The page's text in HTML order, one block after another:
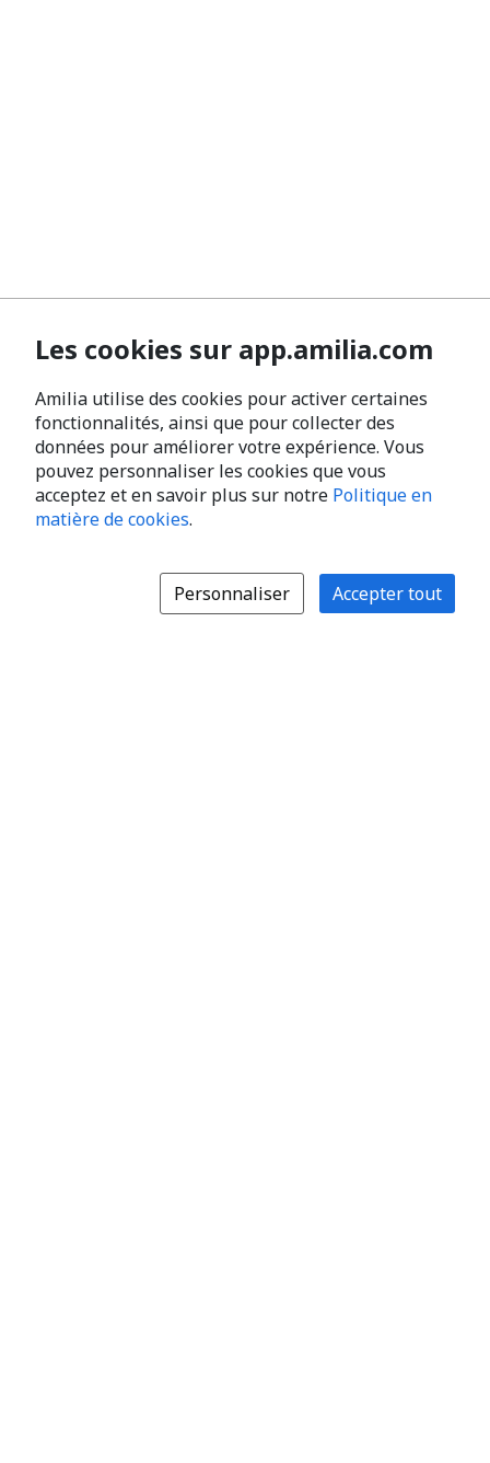
Les cookies sur app.amilia.com
Amilia utilise des cookies pour activer certaines
fonctionnalités, ainsi que pour collecter des
données pour améliorer votre expérience. Vous
pouvez personnaliser les cookies que vous
acceptez et en savoir plus sur notre Politique en
matière de cookies.
Personnaliser Accepter tout